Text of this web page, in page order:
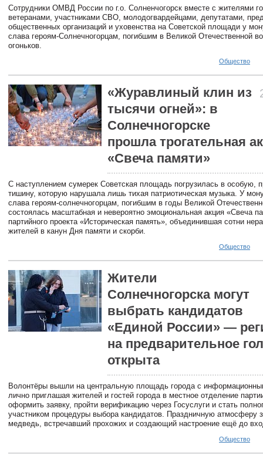
Сотрудники ОМВД России по г.о. Солненчогорск вместе с жителями
ветеранами, участниками СВО, молодогвардейцами, депутатами,
общественных организаций и уховенства на Советской площади у
слава героям-Солнечногорцам, погибшим в Великой Отечественной
огоньков.
Общество
«Журавлиный клин из
тысячи огней»: в
Солнечногорске
прошла трогательная
«Свеча памяти»
С наступлением сумерек Советская площадь погрузилась в особую,
тишину, которую нарушала лишь тихая патриотическая музыка. У
слава героям-солнечногорцам, погибшим в годы Великой
состоялась масштабная и невероятно эмоциональная акция «Свеча
партийного проекта «Историческая память», объединившая сотни
жителей в канун Дня памяти и скорби.
Общество
Жители
Солнечногорска могут
выбрать кандидатов
«Единой России» —
на предварительное
открыта
Волонтёры вышли на центральную площадь города с
лично приглашая жителей и гостей города в местное отделение
оформить заявку, пройти верификацию через Госуслуги и стать
участником процедуры выбора кандидатов. Праздничную атмосферу
медведь, встречавший прохожих и создающий настроение ещё до
Общество